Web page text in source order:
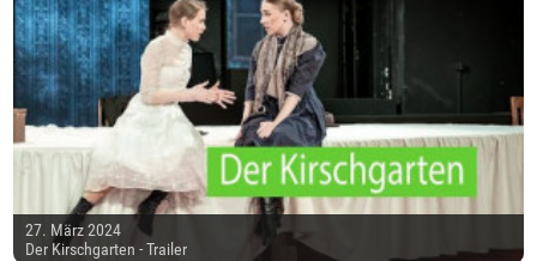
27. März 2024
Der Kirschgarten - Trailer